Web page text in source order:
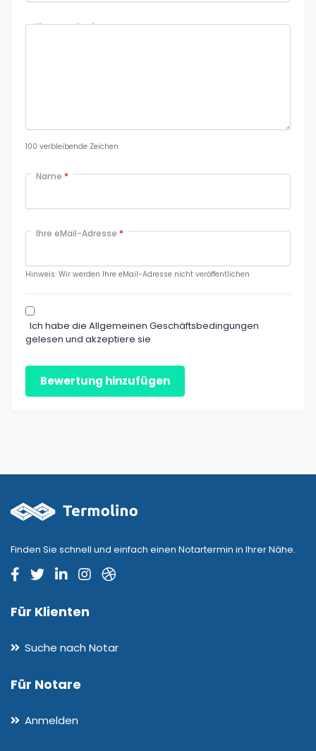
Kommentar*
100 verbleibende Zeichen
Name *
Ihre eMail-Adresse *
Hinweis: Wir werden Ihre eMail-Adresse nicht veröffentlichen
Ich habe die Allgemeinen Geschäftsbedingungen
gelesen und akzeptiere sie
Bewertung hinzufügen
Finden Sie schnell und einfach einen Notartermin in Ihrer Nähe.
Für Klienten
Suche nach Notar
Für Notare
Anmelden